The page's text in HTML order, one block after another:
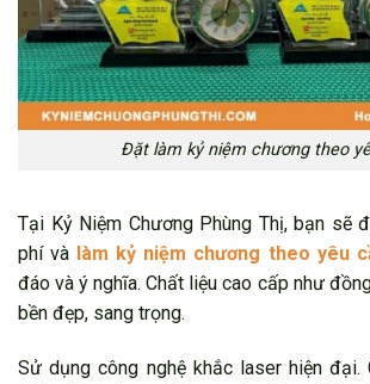
Đặt làm kỷ niệm chương theo
Tại Kỷ Niệm Chương Phùng Thị, bạn sẽ
phí và làm kỷ niệm chương theo yêu
đáo và ý nghĩa. Chất liệu cao cấp như
bền đẹp, sang trọng.
Sử dụng công nghệ khắc laser hiện đại.